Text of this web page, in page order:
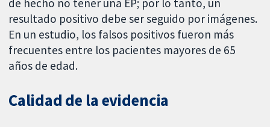
resultado positivo debe ser seguido por imágenes.
En un estudio, los falsos positivos fueron más
frecuentes entre los pacientes mayores de 65
años de edad.
Calidad de la evidencia